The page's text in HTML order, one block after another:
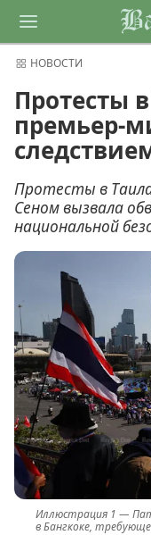
НОВОСТИ
Протесты
премьер-
Протесты в
Сеном вызвала
национальной
в Бангкоке,